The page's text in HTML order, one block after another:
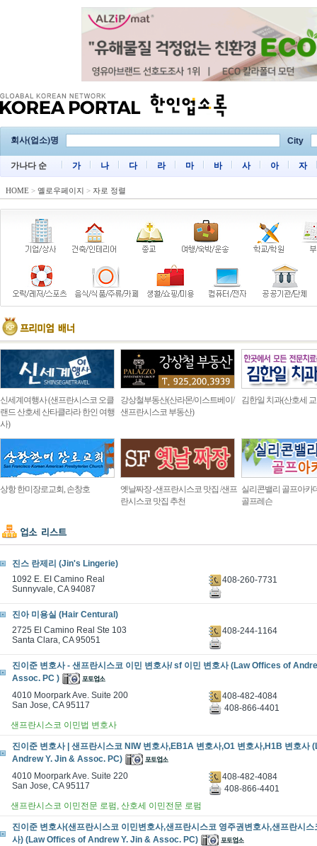
회사(업소)명 City
가나다 순 가 나 다 라 마 바 사 아 자
HOME > 옐로우페이지 > 자로 정렬
신세계여행사 (샌프란시스코 오클
랜드 산호세 산타클라라 한인 여행
사)
강상철부동산(산라몬/이스트베이/
샌프란시스코 부동산)
김한일 치과(산호세
상항 한미장로교회, 손창호
옛날짜장 -샌프란시스코 맛집 /샌프
란시스코 맛집 추천
실리콘밸리 골프아카
골프레슨
진스 란제리 (Jin's Lingerie)
1092 E. EI Camino Real
Sunnyvale, CA 94087
408-260-7731
진아 미용실 (Hair Centural)
2725 El Camino Real Ste 103
Santa Clara, CA 95051
408-244-1164
진이준 변호사 - 샌프란시스코 이민 변호사/ sf 이민 변호사 (Law Offices of
Assoc. PC )
4010 Moorpark Ave. Suite 200
San Jose, CA 95117
408-482-4084
408-866-4401
샌프란시스코 이민법 변호사
진이준 변호사 | 샌프란시스코 NIW 변호사,EB1A 변호사,O1 변호사,H1B 변호사
Andrew Y. Jin & Assoc. PC)
4010 Moorpark Ave. Suite 220
San Jose, CA 95117
408-482-4084
408-866-4401
샌프란시스코 이민전문 로펌, 산호세 이민전문 로펌
진이준 변호사(샌프란시스코 이민변호사,샌프란시스코 영주권변호사,샌프란시
사) (Law Offices of Andrew Y. Jin & Assoc. PC)